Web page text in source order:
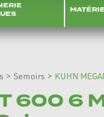
> Semoirs > KUHN
600 6